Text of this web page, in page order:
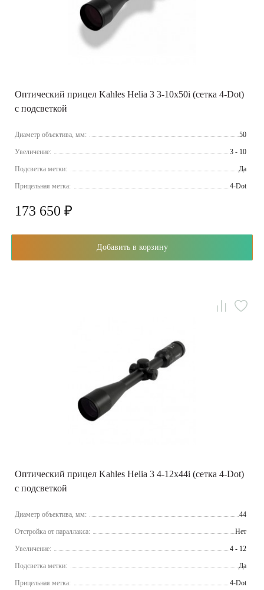
Оптический прицел Kahles Helia 3 3-­10x50i (сетка 4­-Dot)
с подсветкой
Диаметр объектива, мм: 50
Увеличение: 3 - 10
Подсветка метки: Да
Прицельная метка: 4-Dot
173 650 ₽
Добавить в корзину
Оптический прицел Kahles Helia 3 4-12x44i (сетка 4-Dot)
с подсветкой
Диаметр объектива, мм: 44
Отстройка от параллакса: Нет
Увеличение: 4 - 12
Подсветка метки: Да
Прицельная метка: 4-Dot